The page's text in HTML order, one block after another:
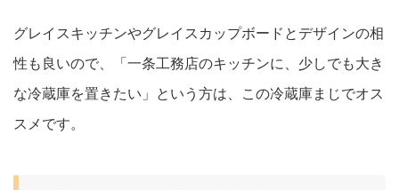
グレイスキッチンやグレイスカップボードとデザインの相
性も良いので、「一条工務店のキッチンに、少しでも大き
な冷蔵庫を置きたい」という方は、この冷蔵庫まじでオス
スメです。